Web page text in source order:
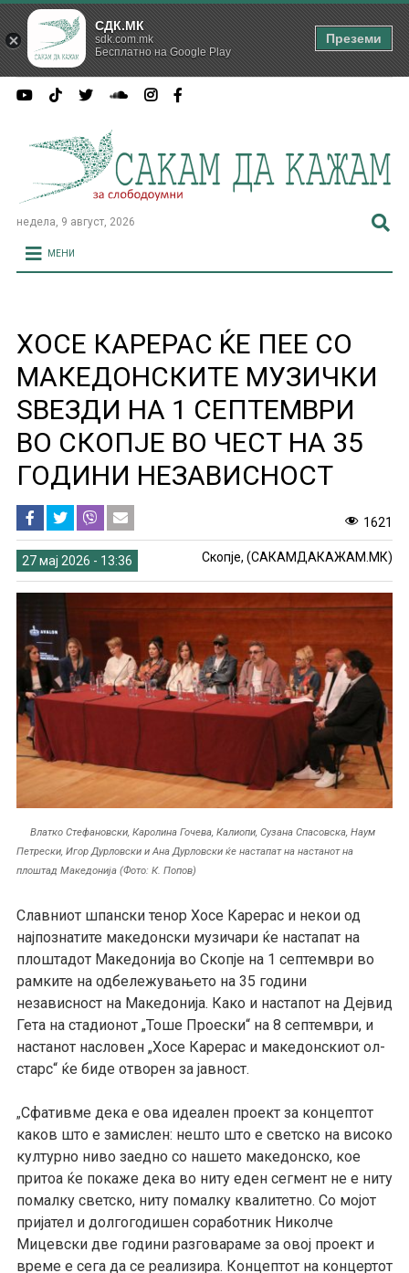
недела, 9 август, 2026
МЕНИ
ХОСЕ КАРЕРАС ЌЕ ПЕЕ СО
МАКЕДОНСКИТЕ МУЗИЧКИ
ЅВЕЗДИ НА 1 СЕПТЕМВРИ
ВО СКОПЈЕ ВО ЧЕСТ НА 35
ГОДИНИ НЕЗАВИСНОСТ
1621
27 мај 2026 - 13:36 Скопје, (САКАМДАКАЖАМ.МК)
Влатко Стефановски, Каролина Гочева, Калиопи, Сузана Спасовска, Наум
Петрески, Игор Дурловски и Ана Дурловски ќе настапат на настанот на
плоштад Македонија (Фото: К. Попов)
Славниот шпански тенор Хосе Карерас и некои од
најпознатите македонски музичари ќе настапат на
плоштадот Македонија во Скопје на 1 септември во
рамките на одбележувањето на 35 години
независност на Македонија. Како и настапот на Дејвид
Гета на стадионот „Тоше Проески“ на 8 септември, и
настанот насловен „Хосе Карерас и македонскиот ол-
старс“ ќе биде отворен за јавност.
„Сфативме дека е ова идеален проект за концептот
каков што е замислен: нешто што е светско на високо
културно ниво заедно со нашето македонско, кое
притоа ќе покаже дека во ниту еден сегмент не е ниту
помалку светско, ниту помалку квалитетно. Со мојот
пријател и долгогодишен соработник Николче
Мицевски две години разговараме за овој проект и
време е сега да се реализира. Концептот на концертот
СДК.МК
sdk.com.mk
Бесплатно на Google Play
Преземи